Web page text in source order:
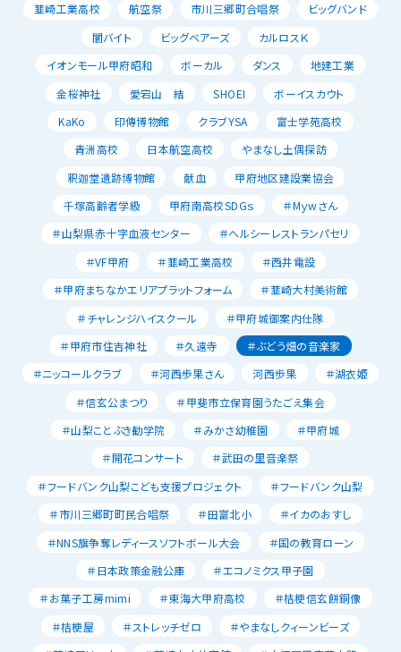
韮崎工業高校
航空祭 市川三郷町合唱祭
ビッグバンド
闇バイト
ビッグベアーズ
カルロスＫ
イオンモール甲府昭和
ボーカル ダンス
地建工業
金桜神社
愛宕山 結 SHOEI
ボーイスカウト
KaKo
印傳博物館 クラブYSA
富士学苑高校
青洲高校
日本航空高校
やまなし土偶探訪
釈迦堂遺跡博物館
献血
甲府地区建設業協会
千塚高齢者学級
甲府南高校SDGｓ
＃Mｙwさん
＃山梨県赤十字血液センター
＃ヘルシーレストランパセリ
＃VF甲府
＃韮崎工業高校
＃西井電設
＃甲府まちなかエリアプラットフォーム
＃韮崎大村美術館
＃チャレンジハイスクール
＃甲府城御案内仕隊
＃甲府市住吉神社
＃久遠寺
＃ぶどう畑の音楽家
＃ニッコールクラブ
＃河西歩果さん 河西歩果
＃湖衣姫
＃信玄公まつり
＃甲斐市立保育園うたごえ集会
＃山梨ことぶき勧学院
＃みかさ幼稚園
＃甲府城
＃開花コンサート
＃武田の里音楽祭
＃フードバンク山梨こども支援プロジェクト
＃フードバンク山梨
＃市川三郷町町民合唱祭
＃田富北小
＃イカのおすし
＃NNS旗争奪レディースソフトボール大会
＃国の教育ローン
＃日本政策金融公庫
＃エコノミクス甲子園
＃お菓子工房mimi
＃東海大甲府高校
＃桔梗信玄餅銅像
＃桔梗屋
＃ストレッチゼロ
＃やまなしクィーンビーズ